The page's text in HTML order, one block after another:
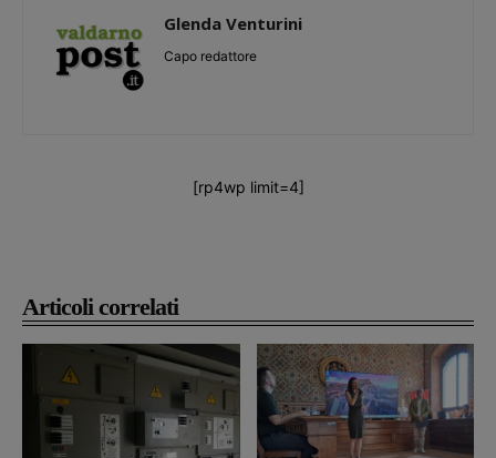
Articoli correlati
Glenda Venturini
Capo redattore
[rp4wp limit=4]